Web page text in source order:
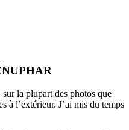
la plupart des photos que
à l’extérieur. J’ai mis du temps